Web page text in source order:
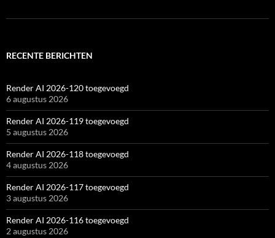
RECENTE BERICHTEN
Render AI 2026-120 toegevoegd
6 augustus 2026
Render AI 2026-119 toegevoegd
5 augustus 2026
Render AI 2026-118 toegevoegd
4 augustus 2026
Render AI 2026-117 toegevoegd
3 augustus 2026
Render AI 2026-116 toegevoegd
2 augustus 2026